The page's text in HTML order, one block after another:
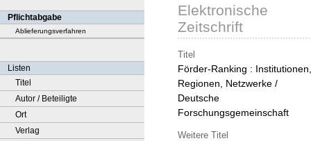
Pflichtabgabe
Ablieferungsverfahren
Listen
Titel
Autor / Beteiligte
Ort
Verlag
Elektronische
Zeitschrift
Titel
Förder-Ranking : Institutionen,
Regionen, Netzwerke /
Deutsche
Forschungsgemeinschaft
Weitere Titel